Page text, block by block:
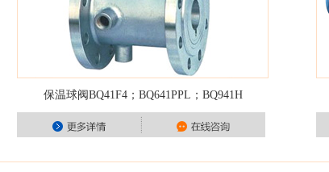
保温球阀BQ41F4；BQ641PPL；BQ941H